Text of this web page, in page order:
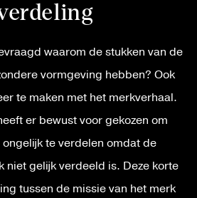
waarom de stukken van de
vormgeving hebben? Ook
te maken met het merkverhaal.
er bewust voor gekozen om
te verdelen omdat de
niet gelijk verdeeld is. Deze korte
tussen de missie van het merk